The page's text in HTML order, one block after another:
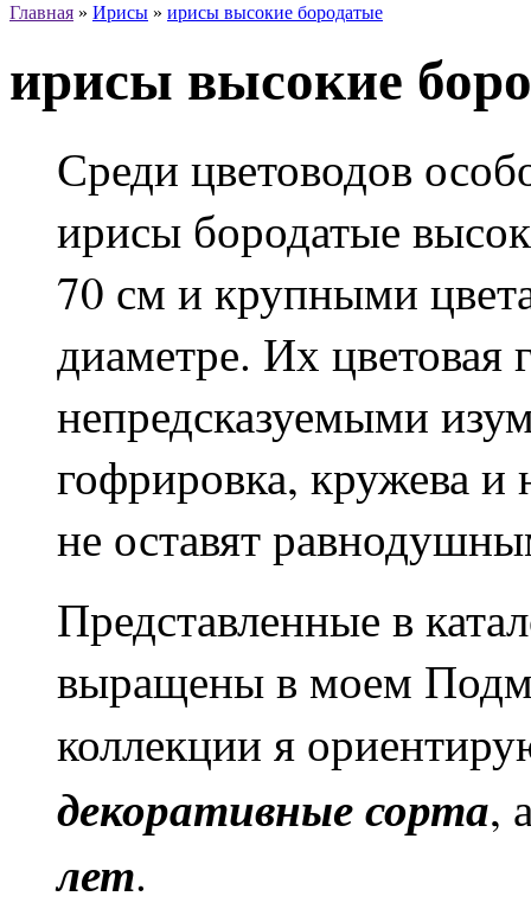
Главная » Ирисы » ирисы высокие бородатые
ирисы высокие
Среди цветоводов
ирисы бородатые
70 см и крупными
диаметре. Их цветовая
непредсказуемыми
гофрировка, кружева
не оставят
Представленные в
выращены в моем
коллекции я
декоративные сорта,
лет.